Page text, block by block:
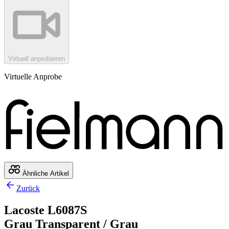
Virtuell anprobieren
Virtuelle Anprobe
Ähnliche Artikel
Zurück
Lacoste L6087S
Grau Transparent / Grau